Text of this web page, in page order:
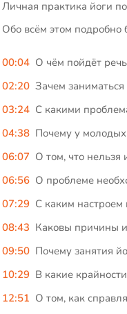
Личная практика йоги
Обо всём этом
00:04 О чём пойдёт
02:20 Зачем
03:24 С какими
04:38 Почему у молодых
06:07 О том, что
06:56 О проблеме
07:29 С каким
08:43 Каковы причины
09:50 Почему занятия
10:29 В какие
12:51 О том, как